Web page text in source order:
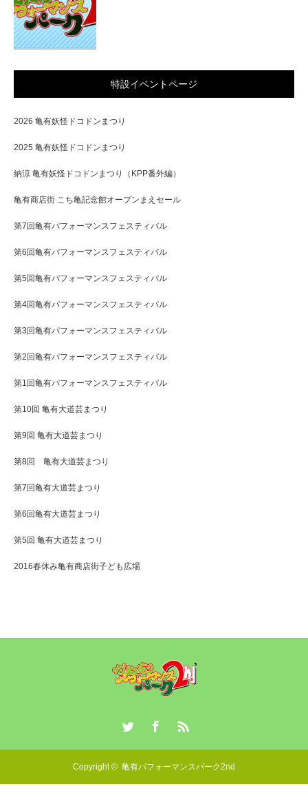
特設イベントページ
2026 亀有妖怪ドコドンまつり
2025 亀有妖怪ドコドンまつり
納涼 亀有妖怪ドコドンまつり（KPP番外編）
亀有商店街 こち亀記念館オープンまえセール
第7回亀有パフォーマンスフェスティバル
第6回亀有パフォーマンスフェスティバル
第5回亀有パフォーマンスフェスティバル
第4回亀有パフォーマンスフェスティバル
第3回亀有パフォーマンスフェスティバル
第2回亀有パフォーマンスフェスティバル
第1回亀有パフォーマンスフェスティバル
第10回 亀有大道芸まつり
第9回 亀有大道芸まつり
第8回 亀有大道芸まつり
第7回亀有大道芸まつり
第6回亀有大道芸まつり
第5回 亀有大道芸まつり
2016春休み亀有商店街子ども広場
Copyright © 亀有パフォーマンスパーク2nd